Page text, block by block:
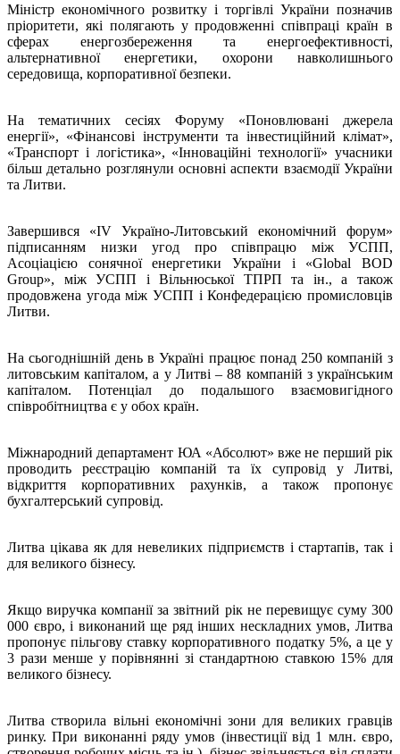
Міністр економічного розвитку і торгівлі України позначив
пріоритети, які полягають у продовженні співпраці країн в
сферах енергозбереження та енергоефективності,
альтернативної енергетики, охорони навколишнього
середовища, корпоративної безпеки.
На тематичних сесіях Форуму «Поновлювані джерела
енергії», «Фінансові інструменти та інвестиційний клімат»,
«Транспорт і логістика», «Інноваційні технології» учасники
більш детально розглянули основні аспекти взаємодії України
та Литви.
Завершився «IV Україно-Литовський економічний форум»
підписанням низки угод про співпрацю між УСПП,
Асоціацією сонячної енергетики України і «Global BOD
Group», між УСПП і Вільнюської ТПРП та ін., а також
продовжена угода між УСПП і Конфедерацією промисловців
Литви.
На сьогоднішній день в Україні працює понад 250 компаній з
литовським капіталом, а у Литві – 88 компаній з українським
капіталом. Потенціал до подальшого взаємовигідного
співробітництва є у обох країн.
Міжнародний департамент ЮА «Абсолют» вже не перший рік
проводить реєстрацію компаній та їх супровід у Литві,
відкриття корпоративних рахунків, а також пропонує
бухгалтерський супровід.
Литва цікава як для невеликих підприємств і стартапів, так і
для великого бізнесу.
Якщо виручка компанії за звітний рік не перевищує суму 300
000 євро, і виконаний ще ряд інших нескладних умов, Литва
пропонує пільгову ставку корпоративного податку 5%, а це у
3 рази менше у порівнянні зі стандартною ставкою 15% для
великого бізнесу.
Литва створила вільні економічні зони для великих гравців
ринку. При виконанні ряду умов (інвестиції від 1 млн. євро,